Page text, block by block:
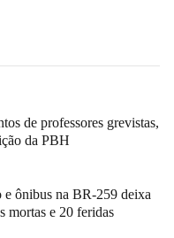
de professores grevistas,
da PBH
e ônibus na BR-259 deixa
mortas e 20 feridas